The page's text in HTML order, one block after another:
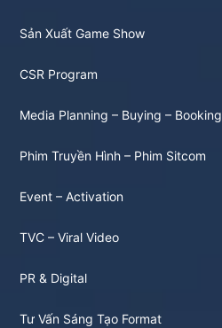
Sản Xuất Game Show
CSR Program
Media Planning – Buying – Booking
Phim Truyền Hình – Phim Sitcom
Event – Activation
TVC – Viral Video
PR & Digital
Tư Vấn Sáng Tạo Format